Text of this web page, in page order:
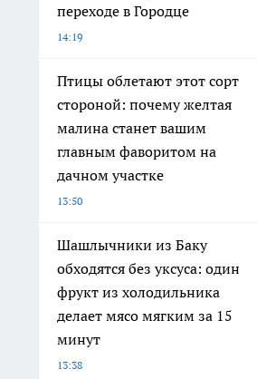
переходе в Городце
14:19
Птицы облетают этот сорт
стороной: почему желтая
малина станет вашим
главным фаворитом на
дачном участке
13:50
Шашлычники из Баку
обходятся без уксуса: один
фрукт из холодильника
делает мясо мягким за 15
минут
13:38